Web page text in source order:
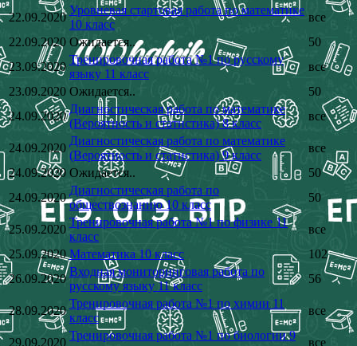
22.09.2020
Уровневая стартовая работа по математике
10 класс
все
22.09.2020 Ожидается..
50
23.09.2020
Тренировочная работа №1 по русскому
языку 11 класс
все
23.09.2020 Ожидается..
50
24.09.2020
Диагностическая работа по математике
(Вероятность и статистика) 8 класс
все
24.09.2020
Диагностическая работа по математике
(Вероятность и статистика) 9 класс
все
24.09.2020 Ожидается..
50
24.09.2020
Диагностическая работа по
обществознанию 10 класс
50
25.09.2020
Тренировочная работа №1 по физике 11
класс
все
25.09.2020 Математика 10 класс
102
26.09.2020
Входная мониторинговая работа по
русскому языку 11 класс
56
28.09.2020
Тренировочная работа №1 по химии 11
класс
все
29.09.2020
Тренировочная работа №1 по биологии 9
все